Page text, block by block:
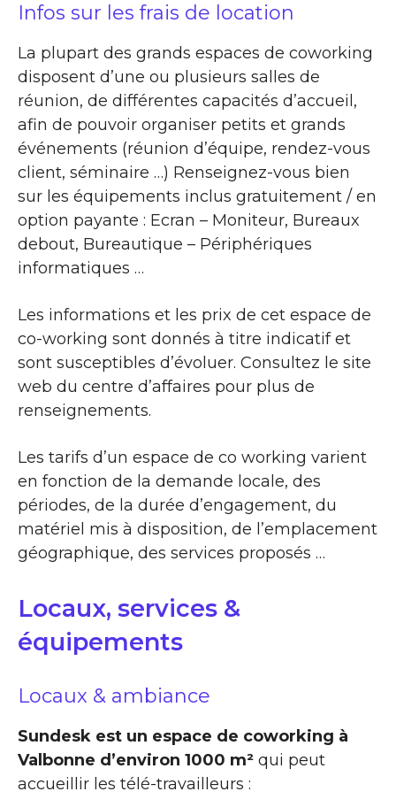
Infos sur les frais de location
La plupart des grands espaces de coworking
disposent d’une ou plusieurs salles de
réunion, de différentes capacités d’accueil,
afin de pouvoir organiser petits et grands
événements (réunion d’équipe, rendez-vous
client, séminaire …) Renseignez-vous bien
sur les équipements inclus gratuitement / en
option payante : Ecran – Moniteur, Bureaux
debout, Bureautique – Périphériques
informatiques …
Les informations et les prix de cet espace de
co-working sont donnés à titre indicatif et
sont susceptibles d’évoluer. Consultez le site
web du centre d’affaires pour plus de
renseignements.
Les tarifs d’un espace de co working varient
en fonction de la demande locale, des
périodes, de la durée d’engagement, du
matériel mis à disposition, de l’emplacement
géographique, des services proposés …
Locaux, services &
équipements
Locaux & ambiance
Sundesk est un espace de coworking à
Valbonne d’environ 1000 m² qui peut
accueillir les télé-travailleurs :